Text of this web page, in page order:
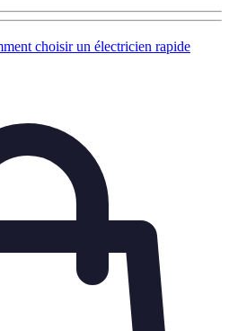
choisir un électricien rapide